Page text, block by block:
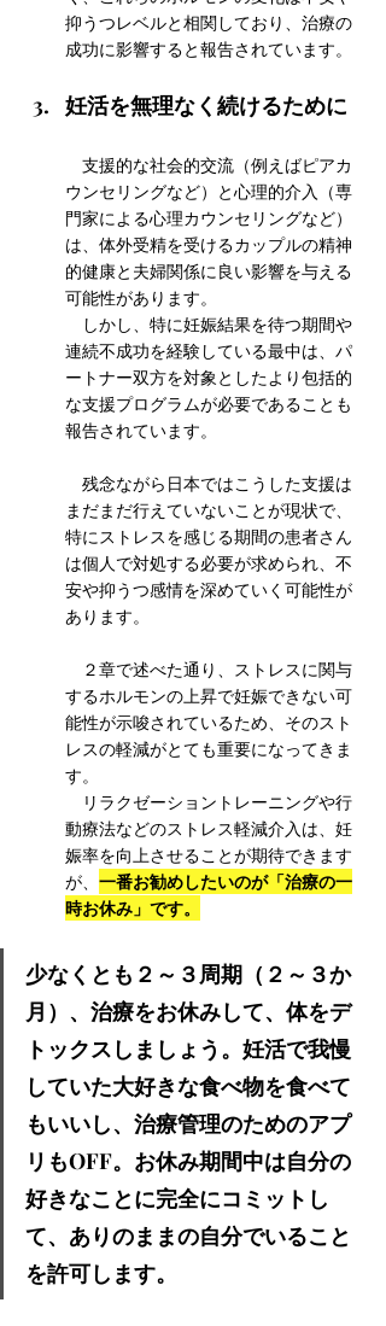
抑うつレベルと相関しており、治療の
成功に影響すると報告されています。
妊活を無理なく続けるために
支援的な社会的交流（例えばピアカ
ウンセリングなど）と心理的介入（専
門家による心理カウンセリングなど）
は、体外受精を受けるカップルの精神
的健康と夫婦関係に良い影響を与える
可能性があります。
しかし、特に妊娠結果を待つ期間や
連続不成功を経験している最中は、パ
ートナー双方を対象としたより包括的
な支援プログラムが必要であることも
報告されています。
残念ながら日本ではこうした支援は
まだまだ行えていないことが現状で、
特にストレスを感じる期間の患者さん
は個人で対処する必要が求められ、不
安や抑うつ感情を深めていく可能性が
あります。
２章で述べた通り、ストレスに関与
するホルモンの上昇で妊娠できない可
能性が示唆されているため、そのスト
レスの軽減がとても重要になってきま
す。
リラクゼーショントレーニングや行
動療法などのストレス軽減介入は、妊
娠率を向上させることが期待できます
が、 一番お勧めしたいのが「治療の一
時お休み」です。
少なくとも２～３周期（２～３か
月）、治療をお休みして、体をデ
トックスしましょう。妊活で我慢
していた大好きな食べ物を食べて
もいいし、治療管理のためのアプ
リもOFF。お休み期間中は自分の
好きなことに完全にコミットし
て、ありのままの自分でいること
を許可します。